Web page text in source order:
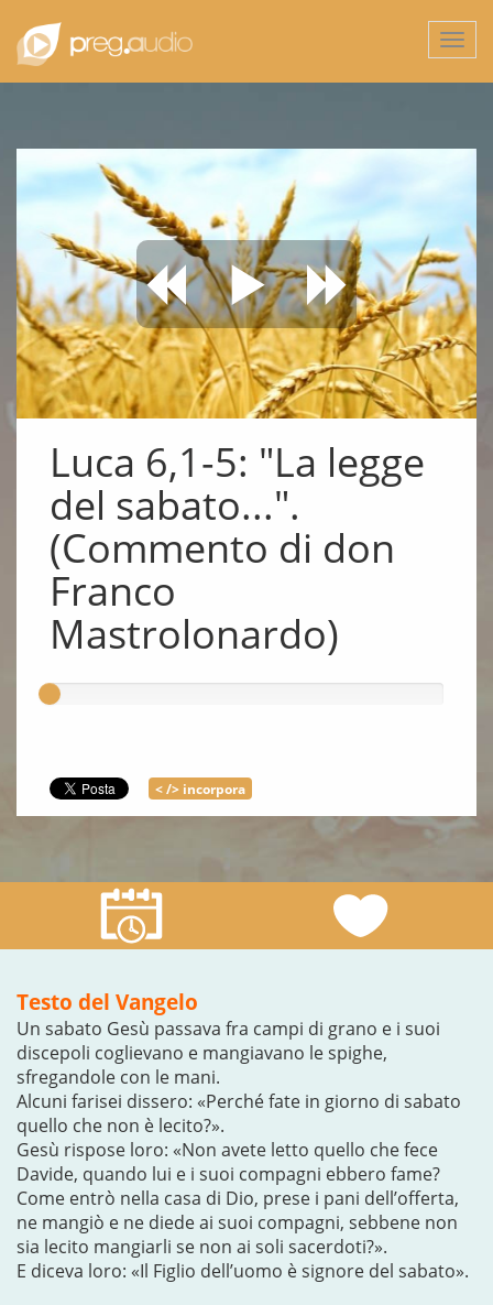
Luca 6,1-5: "La legge
del sabato...".
(Commento di don
Franco
Mastrolonardo)
< /> incorpora
Testo del Vangelo
Un sabato Gesù passava fra campi di grano e i suoi
discepoli coglievano e mangiavano le spighe,
sfregandole con le mani.
Alcuni farisei dissero: «Perché fate in giorno di sabato
quello che non è lecito?».
Gesù rispose loro: «Non avete letto quello che fece
Davide, quando lui e i suoi compagni ebbero fame?
Come entrò nella casa di Dio, prese i pani dell’offerta,
ne mangiò e ne diede ai suoi compagni, sebbene non
sia lecito mangiarli se non ai soli sacerdoti?».
E diceva loro: «Il Figlio dell’uomo è signore del sabato».